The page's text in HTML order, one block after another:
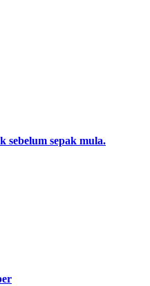
sebelum sepak mula.